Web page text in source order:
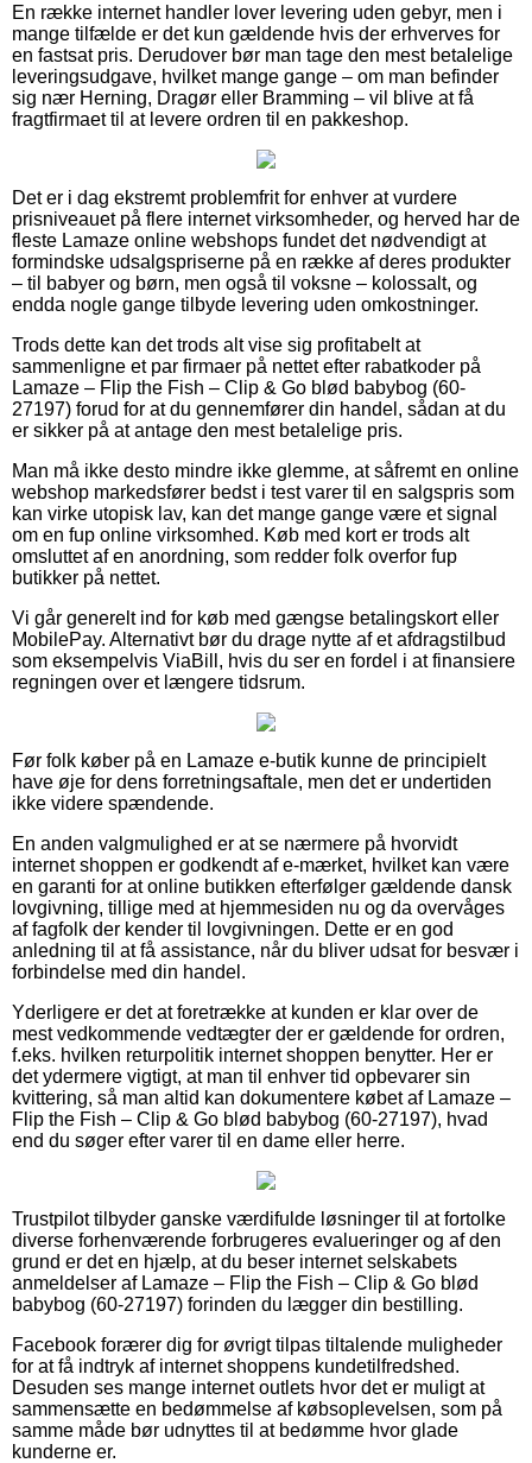
En række internet handler lover levering uden gebyr, men i
mange tilfælde er det kun gældende hvis der erhverves for
en fastsat pris. Derudover bør man tage den mest betalelige
leveringsudgave, hvilket mange gange – om man befinder
sig nær Herning, Dragør eller Bramming – vil blive at få
fragtfirmaet til at levere ordren til en pakkeshop.
Det er i dag ekstremt problemfrit for enhver at vurdere
prisniveauet på flere internet virksomheder, og herved har de
fleste Lamaze online webshops fundet det nødvendigt at
formindske udsalgspriserne på en række af deres produkter
– til babyer og børn, men også til voksne – kolossalt, og
endda nogle gange tilbyde levering uden omkostninger.
Trods dette kan det trods alt vise sig profitabelt at
sammenligne et par firmaer på nettet efter rabatkoder på
Lamaze – Flip the Fish – Clip & Go blød babybog (60-
27197) forud for at du gennemfører din handel, sådan at du
er sikker på at antage den mest betalelige pris.
Man må ikke desto mindre ikke glemme, at såfremt en online
webshop markedsfører bedst i test varer til en salgspris som
kan virke utopisk lav, kan det mange gange være et signal
om en fup online virksomhed. Køb med kort er trods alt
omsluttet af en anordning, som redder folk overfor fup
butikker på nettet.
Vi går generelt ind for køb med gængse betalingskort eller
MobilePay. Alternativt bør du drage nytte af et afdragstilbud
som eksempelvis ViaBill, hvis du ser en fordel i at finansiere
regningen over et længere tidsrum.
Før folk køber på en Lamaze e-butik kunne de principielt
have øje for dens forretningsaftale, men det er undertiden
ikke videre spændende.
En anden valgmulighed er at se nærmere på hvorvidt
internet shoppen er godkendt af e-mærket, hvilket kan være
en garanti for at online butikken efterfølger gældende dansk
lovgivning, tillige med at hjemmesiden nu og da overvåges
af fagfolk der kender til lovgivningen. Dette er en god
anledning til at få assistance, når du bliver udsat for besvær i
forbindelse med din handel.
Yderligere er det at foretrække at kunden er klar over de
mest vedkommende vedtægter der er gældende for ordren,
f.eks. hvilken returpolitik internet shoppen benytter. Her er
det ydermere vigtigt, at man til enhver tid opbevarer sin
kvittering, så man altid kan dokumentere købet af Lamaze –
Flip the Fish – Clip & Go blød babybog (60-27197), hvad
end du søger efter varer til en dame eller herre.
Trustpilot tilbyder ganske værdifulde løsninger til at fortolke
diverse forhenværende forbrugeres evalueringer og af den
grund er det en hjælp, at du beser internet selskabets
anmeldelser af Lamaze – Flip the Fish – Clip & Go blød
babybog (60-27197) forinden du lægger din bestilling.
Facebook forærer dig for øvrigt tilpas tiltalende muligheder
for at få indtryk af internet shoppens kundetilfredshed.
Desuden ses mange internet outlets hvor det er muligt at
sammensætte en bedømmelse af købsoplevelsen, som på
samme måde bør udnyttes til at bedømme hvor glade
kunderne er.